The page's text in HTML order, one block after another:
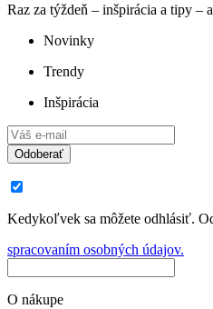
Raz za týždeň – inšpirácia a tipy –
Novinky
Trendy
Inšpirácia
Odoberať
Kedykoľvek sa môžete odhlásiť.
spracovaním osobných údajov.
O nákupe